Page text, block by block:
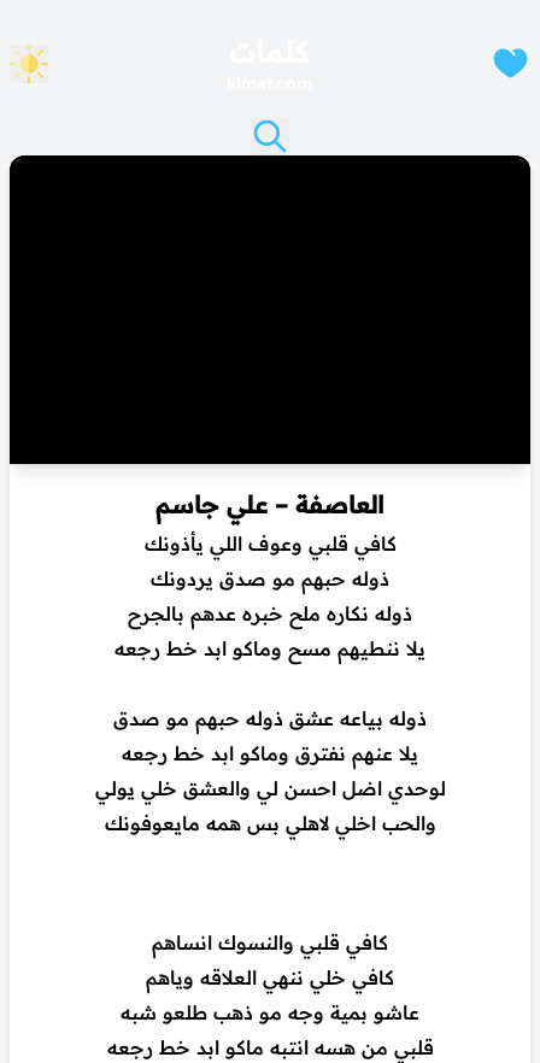
العاصفة – علي جاسم
كافي قلبي وعوف اللي يأذونك
ذوله حبهم مو صدق يردونك
ذوله نكاره ملح خبره عدهم بالجرح
يلا ننطيهم مسح وماكو ابد خط رجعه
ذوله بياعه عشق ذوله حبهم مو صدق
يلا عنهم نفترق وماكو ابد خط رجعه
لوحدي اضل احسن لي والعشق خلي يولي
والحب اخلي لاهلي بس همه مايعوفونك
كافي قلبي والنسوك انساهم
كافي خلي ننهي العلاقه وياهم
عاشو بمية وجه مو ذهب طلعو شبه
قلبي من هسه انتبه ماكو ابد خط رجعه